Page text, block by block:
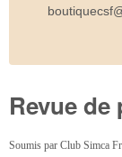
Revue de
Soumis par Club Simca